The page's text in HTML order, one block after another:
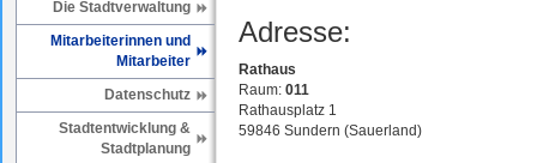
Die Stadtverwaltung
Mitarbeiterinnen und
Mitarbeiter
Datenschutz
Stadtentwicklung &
Stadtplanung
Adresse:
Rathaus
Raum: 011
Rathausplatz 1
59846 Sundern (Sauerland)